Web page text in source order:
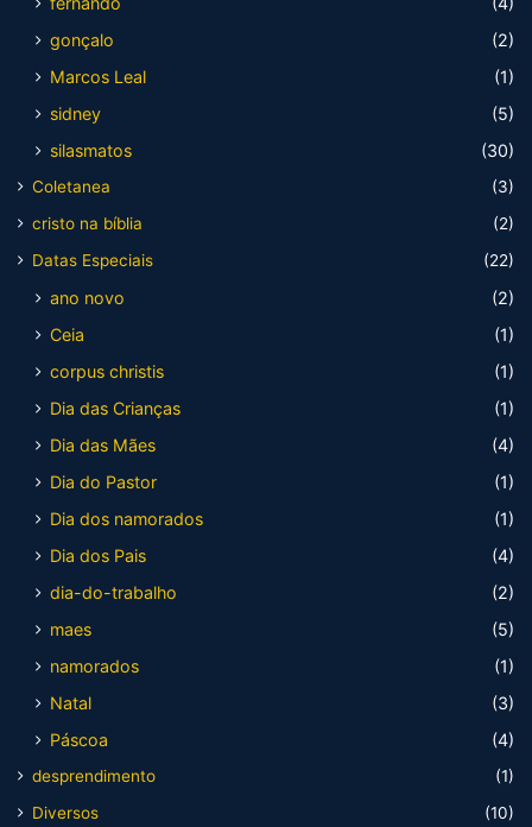
gonçalo
(2)
Marcos Leal
(1)
sidney
(5)
silasmatos
(30)
Coletanea
(3)
cristo na bíblia
(2)
Datas Especiais
(22)
ano novo
(2)
Ceia
(1)
corpus christis
(1)
Dia das Crianças
(1)
Dia das Mães
(4)
Dia do Pastor
(1)
Dia dos namorados
(1)
Dia dos Pais
(4)
dia-do-trabalho
(2)
maes
(5)
namorados
(1)
Natal
(3)
Páscoa
(4)
desprendimento
(1)
Diversos
(10)